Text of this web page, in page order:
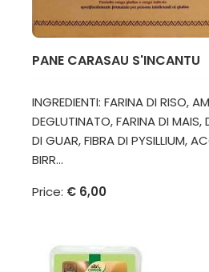
PANE CARASAU S'INCANTU
INGREDIENTI: FARINA DI RISO,
DEGLUTINATO, FARINA DI
DI GUAR, FIBRA DI PYSILLIUM,
BIRR...
Price: € 6,00